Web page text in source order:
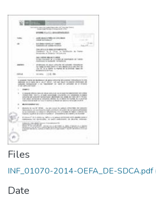
Files
INF_01070-2014-OEFA_DE-SDCA.pdf
Date